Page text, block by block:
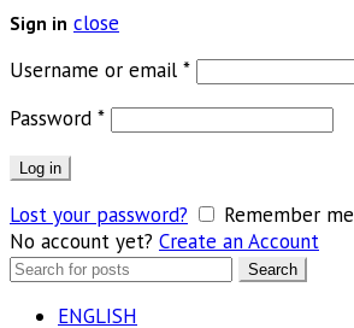
Sign in close
Username or email *Обязательно
Password *Обязательно
Log in
Lost your password?
Remember me
No account yet? Create an Account
Search
Search
ENGLISH